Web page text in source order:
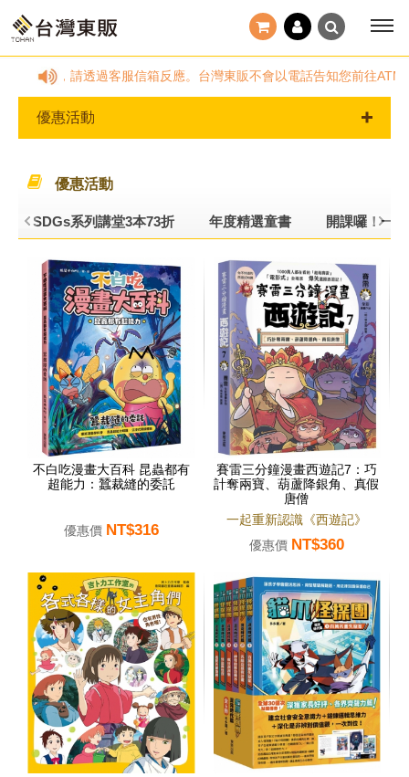
請透過客服信箱反應。台灣東販不會以電話告知您前往ATM操作任
優惠活動
優惠活動
SDGs系列講堂3本73折 年度精選童書 開課囉！一
不白吃漫畫大百科 昆蟲都有
超能力：蠶裁縫的委託
優惠價 NT$316
賽雷三分鐘漫畫西遊記7：巧
計奪兩寶、葫蘆降銀角、真假
唐僧
一起重新認識《西遊記》
優惠價 NT$360